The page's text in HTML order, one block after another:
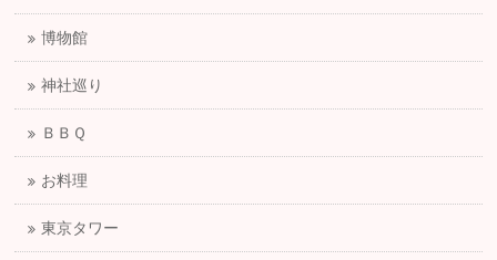
博物館
神社巡り
ＢＢＱ
お料理
東京タワー